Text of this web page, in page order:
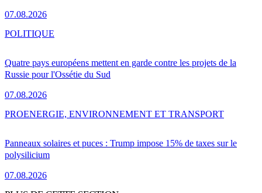
07.08.2026
Quatre pays européens mettent en garde contre les projets de la
Russie pour l'Ossétie du Sud
07.08.2026
POLITIQUE
Panneaux solaires et puces : Trump impose 15% de taxes sur le
polysilicium
07.08.2026
PROENERGIE, ENVIRONNEMENT ET TRANSPORT